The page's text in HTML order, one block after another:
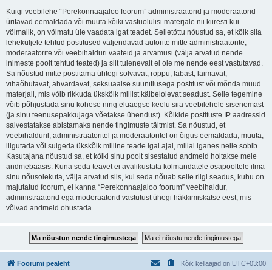
Kuigi veebilehe “Perekonnaajaloo foorum” administraatorid ja moderaatorid
üritavad eemaldada või muuta kõiki vastuolulisi materjale nii kiiresti kui
võimalik, on võimatu üle vaadata igat teadet. Selletõttu nõustud sa, et kõik siia
leheküljele tehtud postitused väljendavad autorite mitte administraatorite,
moderaatorite või veebihalduri vaateid ja arvamusi (välja arvatud nende
inimeste poolt tehtud teated) ja siit tulenevalt ei ole me nende eest vastutavad.
Sa nõustud mitte postitama ühtegi solvavat, roppu, labast, laimavat,
vihaõhutavat, ähvardavat, seksuaalse suunitlusega postitust või mõnda muud
materjali, mis võib rikkuda ükskõik millist käibelolevat seadust. Selle tegemine
võib põhjustada sinu kohese ning eluaegse keelu siia veebilehele sisenemast
(ja sinu teenusepakkujaga võetakse ühendust). Kõikide postituste IP aadressid
salvestatakse abistamaks nende tingimuste täitmist. Sa nõustud, et
veebihalduril, administraatoritel ja moderaatoritel on õigus eemaldada, muuta,
liigutada või sulgeda ükskõik milline teade igal ajal, millal iganes neile sobib.
Kasutajana nõustud sa, et kõiki sinu poolt sisestatud andmeid hoitakse meie
andmebaasis. Kuna seda teavet ei avalikustata kolmandatele osapooltele ilma
sinu nõusolekuta, välja arvatud siis, kui seda nõuab selle riigi seadus, kuhu on
majutatud foorum, ei kanna “Perekonnaajaloo foorum” veebihaldur,
administraatorid ega moderaatorid vastutust ühegi häkkimiskatse eest, mis
võivad andmeid ohustada.
Foorumi pealeht Kõik kellaajad on UTC+03:00